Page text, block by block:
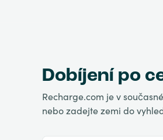
Dobíjení po
Recharge.com je v
nebo zadejte zemi do